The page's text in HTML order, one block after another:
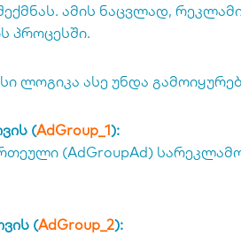
ამის ნაცვლად,
პროცესში.
ლოგიკა ასე უნდა
(AdGroup_1):
(AdGroupAd)
(AdGroup_2):